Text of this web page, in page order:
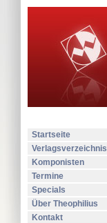
Startseite
Verlagsverzeichnis
Komponisten
Termine
Specials
Über Theophilius
Kontakt